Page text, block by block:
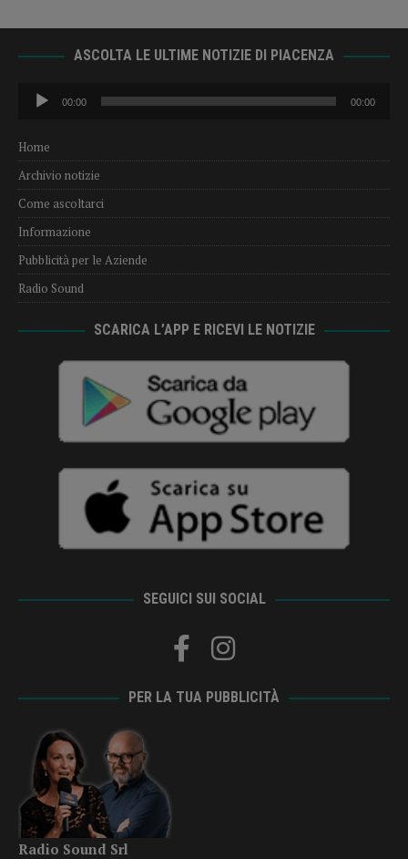
ASCOLTA LE ULTIME NOTIZIE DI PIACENZA
Audio
Player
00:00 00:00
Home
Archivio notizie
Come ascoltarci
Informazione
Pubblicità per le Aziende
Radio Sound
SCARICA L’APP E RICEVI LE NOTIZIE
SEGUICI SUI SOCIAL
PER LA TUA PUBBLICITÀ
Radio Sound Srl